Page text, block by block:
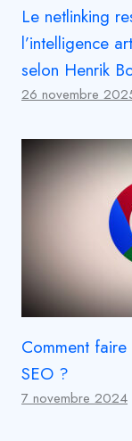
Le netlinking
l’intelligence
selon Henrik
26 novembre
Comment
SEO ?
7 novembre 2024